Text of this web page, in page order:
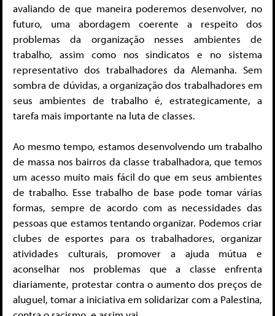
avaliando de que maneira poderemos desenvolver, no
futuro, uma abordagem coerente a respeito dos
problemas da organização nesses ambientes de
trabalho, assim como nos sindicatos e no sistema
representativo dos trabalhadores da Alemanha. Sem
sombra de dúvidas, a organização dos trabalhadores em
seus ambientes de trabalho é, estrategicamente, a
tarefa mais importante na luta de classes.
Ao mesmo tempo, estamos desenvolvendo um trabalho
de massa nos bairros da classe trabalhadora, que temos
um acesso muito mais fácil do que em seus ambientes
de trabalho. Esse trabalho de base pode tomar várias
formas, sempre de acordo com as necessidades das
pessoas que estamos tentando organizar. Podemos criar
clubes de esportes para os trabalhadores, organizar
atividades culturais, promover a ajuda mútua e
aconselhar nos problemas que a classe enfrenta
diariamente, protestar contra o aumento dos preços de
aluguel, tomar a iniciativa em solidarizar com a Palestina,